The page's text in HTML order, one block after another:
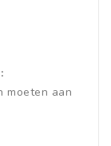
moeten aan